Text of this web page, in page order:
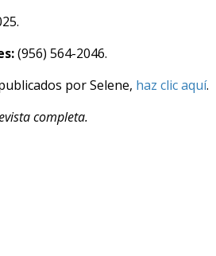
(956) 564-2046.
por Selene, haz clic aquí.
completa.